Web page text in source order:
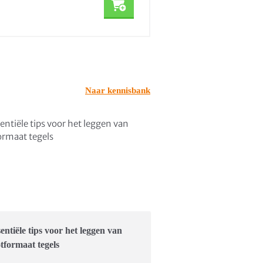
Naar kennisbank
tips voor het leggen van
tegels